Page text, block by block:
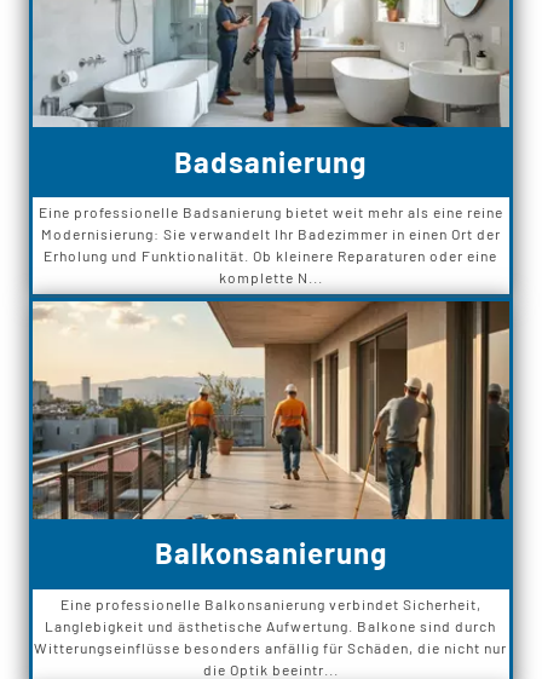
Badsanierung
Eine professionelle Badsanierung bietet weit mehr als eine reine
Modernisierung: Sie verwandelt Ihr Badezimmer in einen Ort der
Erholung und Funktionalität. Ob kleinere Reparaturen oder eine
komplette N...
Balkonsanierung
Eine professionelle Balkonsanierung verbindet Sicherheit,
Langlebigkeit und ästhetische Aufwertung. Balkone sind durch
Witterungseinflüsse besonders anfällig für Schäden, die nicht nur
die Optik beeintr...